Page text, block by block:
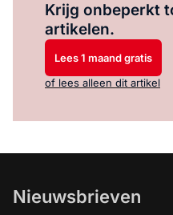
Krijg onbeperkt
artikelen.
Lees 1 maand gratis
of lees alleen dit artikel
Nieuwsbrieven